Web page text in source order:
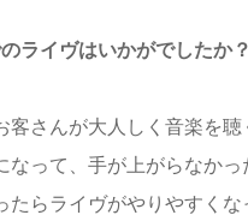
ライヴはいかがでしたか？
さんが大人しく音楽を聴
なって、手が上がらなかっ
たらライヴがやりやすくな